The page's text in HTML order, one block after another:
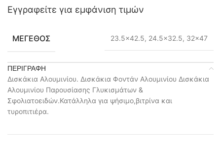
Εγγραφείτε για εμφάνιση τιμών
ΜΈΓΕΘΟΣ 23.5×42.5, 24.5×32.5, 32×47
ΠΕΡΙΓΡΑΦΉ
Δισκάκια Αλουμινίου. Δισκάκια Φοντάν Αλουμινίου Δισκάκια
Αλουμινίου Παρουσίασης Γλυκισμάτων &
Σφολιατοειδών.Κατάλληλα για ψήσιμο,βιτρίνα και
τυροπιτιέρα.